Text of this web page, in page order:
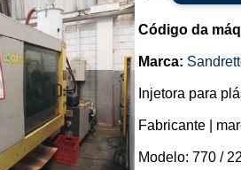
Código da
Marca:
Injetora para
Fabricante |
Modelo: 770 /